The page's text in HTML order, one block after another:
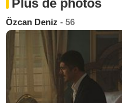
Plus de photos
Özcan Deniz - 56